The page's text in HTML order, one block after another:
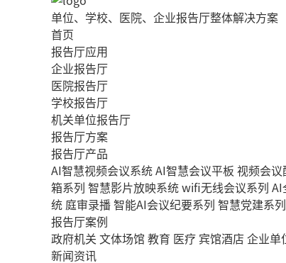
单位、学校、医院、企业报告厅整体解决方案
首页
报告厅应用
企业报告厅
医院报告厅
学校报告厅
机关单位报告厅
报告厅方案
报告厅产品
AI智慧视频会议系统AI智慧会议平板 视频会议
箱系列 智慧影片放映系统wifi无线会议系列 AI
统 庭审录播智能AI会议纪要系列 智慧党建系列
报告厅案例
政府机关 文体场馆 教育 医疗 宾馆酒店 企业单
新闻资讯